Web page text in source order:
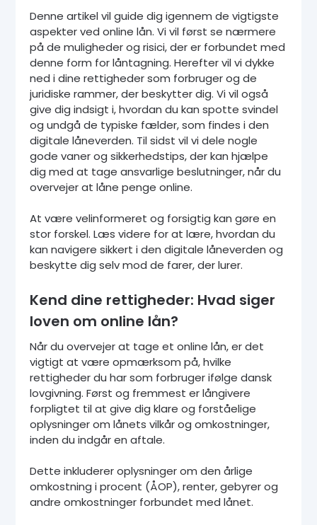
Denne artikel vil guide dig igennem de vigtigste
aspekter ved online lån. Vi vil først se nærmere
på de muligheder og risici, der er forbundet med
denne form for låntagning. Herefter vil vi dykke
ned i dine rettigheder som forbruger og de
juridiske rammer, der beskytter dig. Vi vil også
give dig indsigt i, hvordan du kan spotte svindel
og undgå de typiske fælder, som findes i den
digitale låneverden. Til sidst vil vi dele nogle
gode vaner og sikkerhedstips, der kan hjælpe
dig med at tage ansvarlige beslutninger, når du
overvejer at låne penge online.
At være velinformeret og forsigtig kan gøre en
stor forskel. Læs videre for at lære, hvordan du
kan navigere sikkert i den digitale låneverden og
beskytte dig selv mod de farer, der lurer.
Kend dine rettigheder: Hvad siger
loven om online lån?
Når du overvejer at tage et online lån, er det
vigtigt at være opmærksom på, hvilke
rettigheder du har som forbruger ifølge dansk
lovgivning. Først og fremmest er långivere
forpligtet til at give dig klare og forståelige
oplysninger om lånets vilkår og omkostninger,
inden du indgår en aftale.
Dette inkluderer oplysninger om den årlige
omkostning i procent (ÅOP), renter, gebyrer og
andre omkostninger forbundet med lånet.